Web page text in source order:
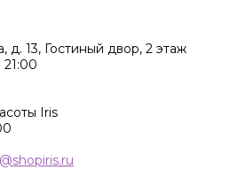
д. 13, Гостиный двор, 2 этаж
Iris